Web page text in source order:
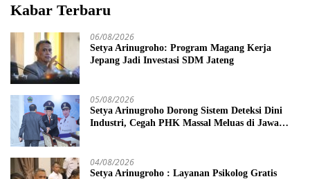
Kabar Terbaru
06/08/2026
Setya Arinugroho: Program Magang Kerja
Jepang Jadi Investasi SDM Jateng
05/08/2026
Setya Arinugroho Dorong Sistem Deteksi Dini
Industri, Cegah PHK Massal Meluas di Jawa
04/08/2026
Setya Arinugroho : Layanan Psikolog Gratis